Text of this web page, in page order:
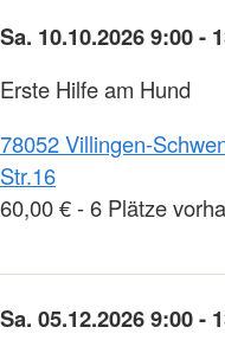
Sa. 10.10.2026 9:00 -
Erste Hilfe am Hund
78052 Villingen-
Str.16
60,00 € - 6 Plätze
Sa. 05.12.2026 9:00 -